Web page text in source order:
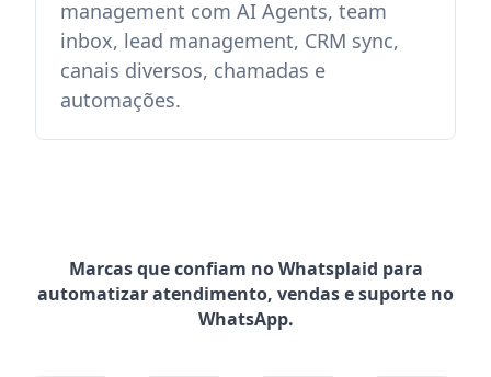
management com AI Agents, team
inbox, lead management, CRM sync,
canais diversos, chamadas e
automações.
Marcas que confiam no Whatsplaid para
automatizar atendimento, vendas e suporte no
WhatsApp.